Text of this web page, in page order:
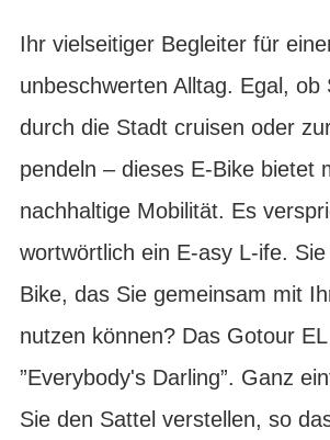
Ihr vielseitiger Begleiter für
unbeschwerten Alltag. Egal, ob
durch die Stadt cruisen oder
pendeln – dieses E-Bike bietet
nachhaltige Mobilität. Es
wortwörtlich ein E-asy L-ife.
Bike, das Sie gemeinsam mit
nutzen können? Das Gotour
”Everybody's Darling”. Ganz
Sie den Sattel verstellen, so